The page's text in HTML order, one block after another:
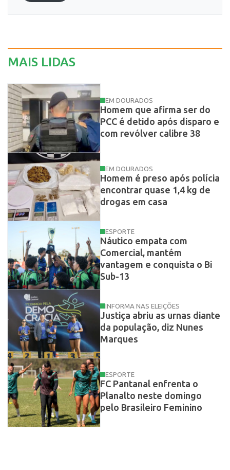
MAIS LIDAS
EM DOURADOS
Homem que afirma ser do
PCC é detido após disparo e
com revólver calibre 38
EM DOURADOS
Homem é preso após polícia
encontrar quase 1,4 kg de
drogas em casa
ESPORTE
Náutico empata com
Comercial, mantém
vantagem e conquista o Bi
Sub-13
INFORMA NAS ELEIÇÕES
Justiça abriu as urnas diante
da população, diz Nunes
Marques
ESPORTE
FC Pantanal enfrenta o
Planalto neste domingo
pelo Brasileiro Feminino